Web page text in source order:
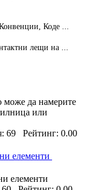
Коде ...
лещи на ...
може да намерите
или
69 Рейтинг: 0.00
елементи
елементи